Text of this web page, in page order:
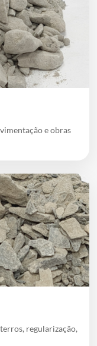
e obras
regularização,